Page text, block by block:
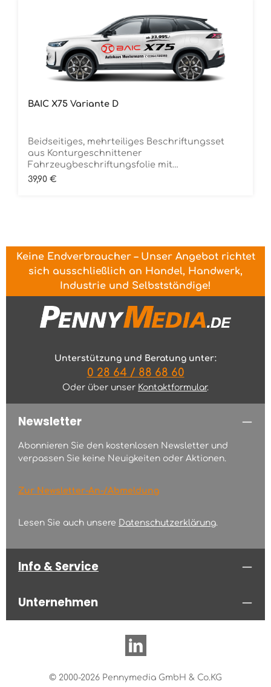
BAIC X75 Variante D
Beidseitiges, mehrteiliges Beschriftungsset
aus Konturgeschnittener
Fahrzeugbeschriftungsfolie mit
ÜbertragungstapeDie Folie ist Rückstandsfrei
Regulärer Preis:
39,90 €
Keine Endverbraucher – Unser Angebot richtet
sich ausschließlich an Handel, Handwerk,
Industrie und Selbstständige!
Unterstützung und Beratung unter:
0 28 64 / 88 68 60
Oder über unser Kontaktformular.
Newsletter
Abonnieren Sie den kostenlosen Newsletter und
verpassen Sie keine Neuigkeiten oder Aktionen.
Zur Newsletter-An-/Abmeldung
Lesen Sie auch unsere Datenschutzerklärung.
Info & Service
Unternehmen
© 2000-2026 Pennymedia GmbH & Co.KG